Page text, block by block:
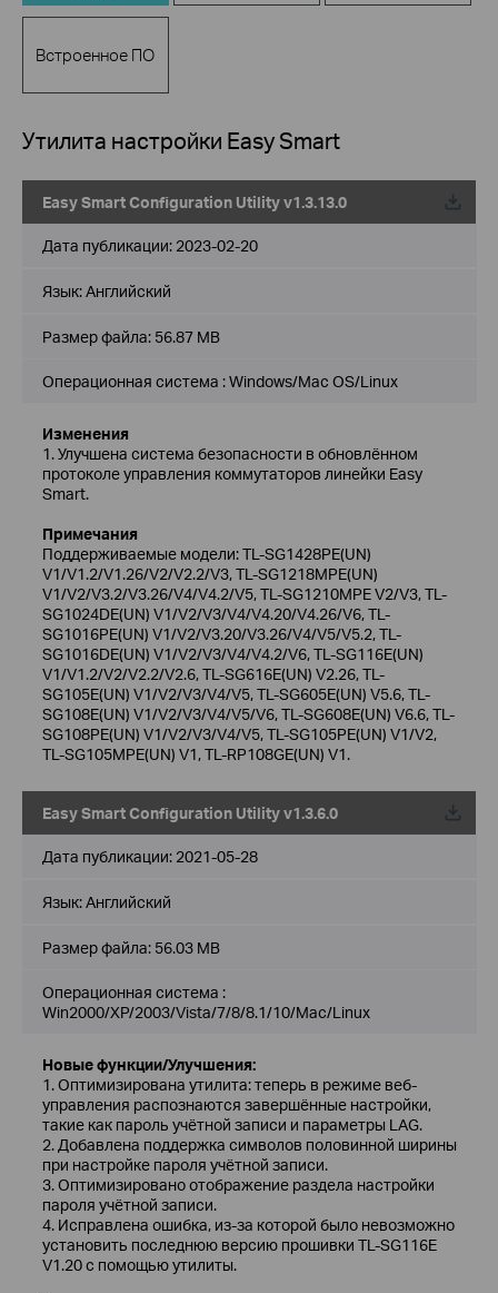
Встроенное ПО
Утилита настройки Easy Smart
Easy Smart Configuration Utility v1.3.13.0
Дата публикации: 2023-02-20
Язык:Английский
Размер файла: 56.87 MB
Операционная система : Windows/Mac OS/Linux
Изменения
1. Улучшена система безопасности в обновлённом
протоколе управления коммутаторов линейки Easy
Smart.
Примечания
Поддерживаемые модели: TL-SG1428PE(UN)
V1/V1.2/V1.26/V2/V2.2/V3, TL-SG1218MPE(UN)
V1/V2/V3.2/V3.26/V4/V4.2/V5, TL-SG1210MPE V2/V3, TL-
SG1024DE(UN) V1/V2/V3/V4/V4.20/V4.26/V6, TL-
SG1016PE(UN) V1/V2/V3.20/V3.26/V4/V5/V5.2, TL-
SG1016DE(UN) V1/V2/V3/V4/V4.2/V6, TL-SG116E(UN)
V1/V1.2/V2/V2.2/V2.6, TL-SG616E(UN) V2.26, TL-
SG105E(UN) V1/V2/V3/V4/V5, TL-SG605E(UN) V5.6, TL-
SG108E(UN) V1/V2/V3/V4/V5/V6, TL-SG608E(UN) V6.6, TL-
SG108PE(UN) V1/V2/V3/V4/V5, TL-SG105PE(UN) V1/V2,
TL-SG105MPE(UN) V1, TL-RP108GE(UN) V1.
Easy Smart Configuration Utility v1.3.6.0
Дата публикации: 2021-05-28
Язык:Английский
Размер файла: 56.03 MB
Операционная система :
Win2000/XP/2003/Vista/7/8/8.1/10/Mac/Linux
Новые функции/Улучшения:
1. Оптимизирована утилита: теперь в режиме веб-
управления распознаются завершённые настройки,
такие как пароль учётной записи и параметры LAG.
2. Добавлена поддержка символов половинной ширины
при настройке пароля учётной записи.
3. Оптимизировано отображение раздела настройки
пароля учётной записи.
4. Исправлена ошибка, из-за которой было невозможно
установить последнюю версию прошивки TL-SG116E
V1.20 с помощью утилиты.